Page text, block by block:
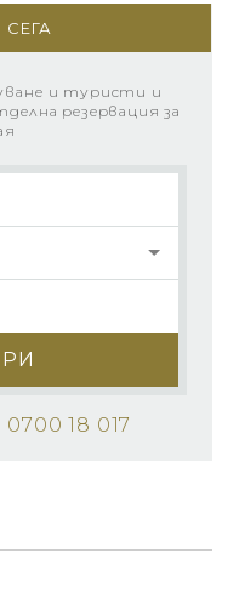
СЕГА
и туристи и
резервация за
0700 18 017